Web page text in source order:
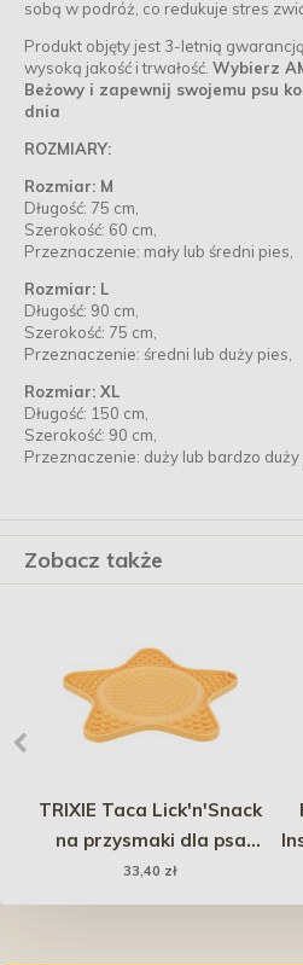
sobą w podróż, co redukuje stres
Produkt objęty jest 3-letnią
wysoką jakość i trwałość. Wybierz
Beżowy i zapewnij swojemu psu
dnia
ROZMIARY:
Rozmiar: M
Długość: 75 cm,
Szerokość: 60 cm,
Przeznaczenie: mały lub średni pies,
Rozmiar: L
Długość: 90 cm,
Szerokość: 75 cm,
Przeznaczenie: średni lub duży pies,
Rozmiar: XL
Długość: 150 cm,
Szerokość: 90 cm,
Przeznaczenie: duży lub bardzo duży
Zobacz także
TRIXIE Taca Lick'n'Snack
na przysmaki dla psa
23,5 cm - żółta
33,40 zł